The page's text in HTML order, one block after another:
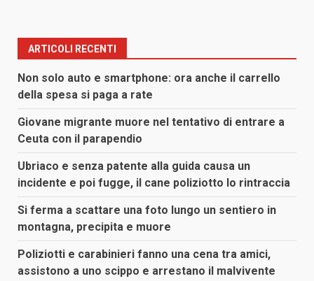
ARTICOLI RECENTI
Non solo auto e smartphone: ora anche il carrello
della spesa si paga a rate
Giovane migrante muore nel tentativo di entrare a
Ceuta con il parapendio
Ubriaco e senza patente alla guida causa un
incidente e poi fugge, il cane poliziotto lo rintraccia
Si ferma a scattare una foto lungo un sentiero in
montagna, precipita e muore
Poliziotti e carabinieri fanno una cena tra amici,
assistono a uno scippo e arrestano il malvivente